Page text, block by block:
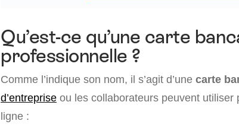
Qu’est-ce qu’une carte
professionnelle ?
Comme l’indique son nom, il s’agit d’une carte
d’entreprise ou les collaborateurs peuvent
ligne :